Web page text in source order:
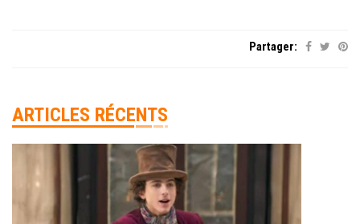
Partager:
ARTICLES RÉCENTS